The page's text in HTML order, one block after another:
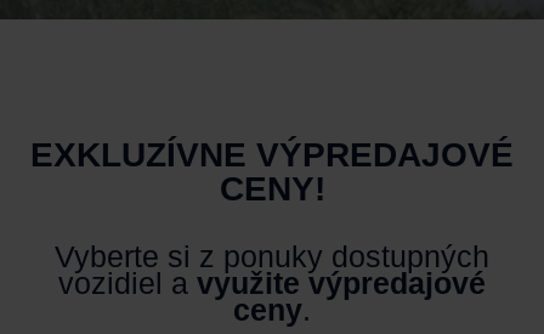
EXKLUZÍVNE VÝPREDAJOVÉ
CENY!
Vyberte si z ponuky dostupných
vozidiel a využite výpredajové
ceny.